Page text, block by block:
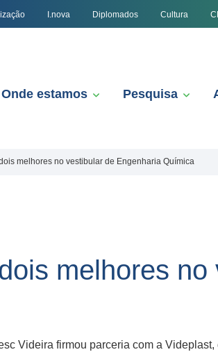
I.nova Diplomados Cultura
Onde estamos Pesquisa
melhores no vestibular de Engenharia Química
melhores
Videira firmou parceria com a